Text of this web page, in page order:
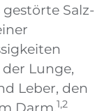
Salz-
Lunge,
Leber, den
1,2